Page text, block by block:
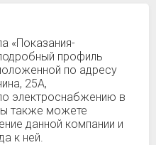
«Показания-
профиль
по адресу
25А,
электроснабжению в
также можете
данной компании и
к ней.